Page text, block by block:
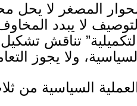
المصغر لا يحل
لا يبدد
التكميلية” تناقش
ولا يجوز
السياسية من